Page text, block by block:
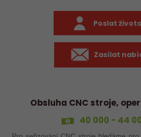
Poslat
Zasílat
Obsluha CNC stroje,
40 000 - 44